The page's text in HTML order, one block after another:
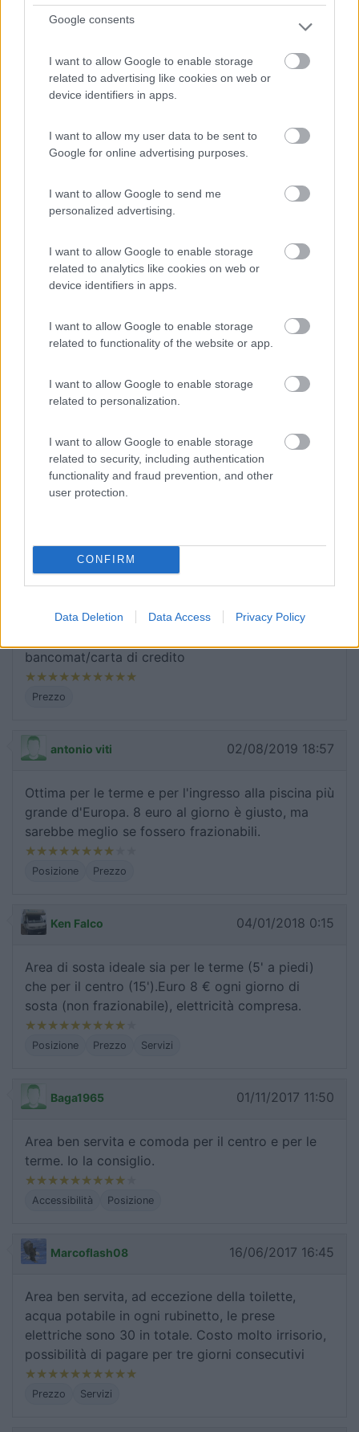
Google consents
I want to allow Google to enable storage
related to advertising like cookies on web or
device identifiers in apps.
I want to allow my user data to be sent to
Google for online advertising purposes.
I want to allow Google to send me
personalized advertising.
I want to allow Google to enable storage
related to analytics like cookies on web or
device identifiers in apps.
I want to allow Google to enable storage
related to functionality of the website or app.
I want to allow Google to enable storage
related to personalization.
I want to allow Google to enable storage
related to security, including authentication
functionality and fraud prevention, and other
user protection.
CONFIRM
Data Deletion Data Access Privacy Policy
un posto pubblico.
Posizione Prezzo Pulizia Servizi
A circa 15 minuti dal centro. Vicina alla strada,
Caratteristiche Posizione
fabri1065 03/06/2020 8:51
bagni chiusi così come terme e piscina. Tutto il
resto è OK.
Prezzo Servizi
nightmen01 29/11/2019 15:28
Area molto comoda non molto distante dal centro.
Consigliata.
bancomat/carta di credito
Prezzo
antonio viti 02/08/2019 18:57
Ottima per le terme e per l'ingresso alla piscina più
grande d'Europa. 8 euro al giorno è giusto, ma
sarebbe meglio se fossero frazionabili.
Posizione Prezzo
Ken Falco 04/01/2018 0:15
Area di sosta ideale sia per le terme (5' a piedi)
che per il centro (15').Euro 8 € ogni giorno di
sosta (non frazionabile), elettricità compresa.
Posizione Prezzo Servizi
Baga1965 01/11/2017 11:50
Area ben servita e comoda per il centro e per le
terme. Io la consiglio.
Accessibilità Posizione
Marcoflash08 16/06/2017 16:45
Area ben servita, ad eccezione della toilette,
acqua potabile in ogni rubinetto, le prese
elettriche sono 30 in totale. Costo molto irrisorio,
possibilità di pagare per tre giorni consecutivi
Prezzo Servizi